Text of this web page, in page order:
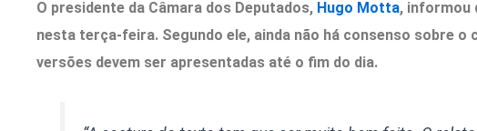
O presidente da Câmara dos Deputados, Hugo Motta, informou
nesta terça-feira. Segundo ele, ainda não há consenso sobre
versões devem ser apresentadas até o fim do dia.